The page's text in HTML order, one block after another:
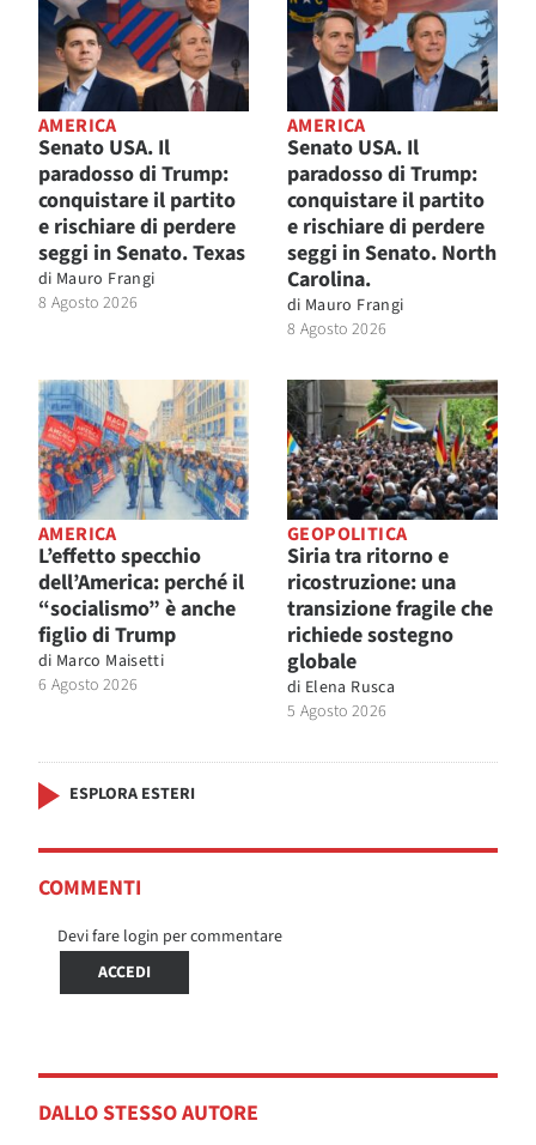
AMERICA
Senato USA. Il
paradosso di Trump:
conquistare il partito
e rischiare di perdere
seggi in Senato. Texas
di Mauro Frangi
8 Agosto 2026
AMERICA
Senato USA. Il
paradosso di Trump:
conquistare il partito
e rischiare di perdere
seggi in Senato. North
Carolina.
di Mauro Frangi
8 Agosto 2026
AMERICA
L’effetto specchio
dell’America: perché il
“socialismo” è anche
figlio di Trump
di Marco Maisetti
6 Agosto 2026
GEOPOLITICA
Siria tra ritorno e
ricostruzione: una
transizione fragile che
richiede sostegno
globale
di Elena Rusca
5 Agosto 2026
ESPLORA ESTERI
COMMENTI
Devi fare login per commentare
ACCEDI
DALLO STESSO AUTORE